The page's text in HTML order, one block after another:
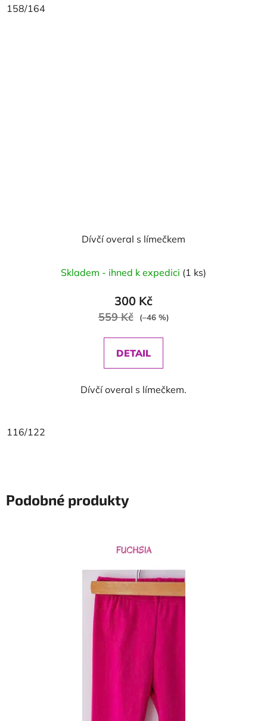
158/164
Dívčí overal s límečkem
Skladem - ihned k expedici (1 ks)
300 Kč
559 Kč (–46 %)
DETAIL
Dívčí overal s límečkem.
116/122
Podobné produkty